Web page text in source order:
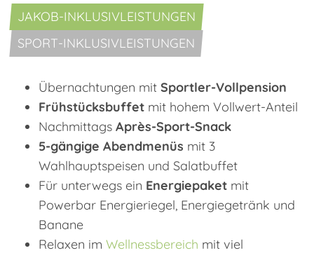
JAKOB-INKLUSIVLEISTUNGEN
SPORT-INKLUSIVLEISTUNGEN
Übernachtungen mit Sportler-Vollpension
Frühstücksbuffet mit hohem Vollwert-Anteil
Nachmittags Après-Sport-Snack
5-gängige Abendmenüs mit 3
Wahlhauptspeisen und Salatbuffet
Für unterwegs ein Energiepaket mit
Powerbar Energieriegel, Energiegetränk und
Banane
Relaxen im Wellnessbereich mit viel